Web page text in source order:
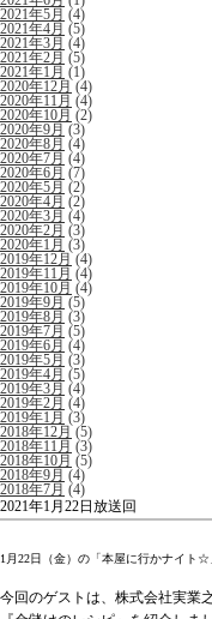
2021年5月 (4)
2021年4月 (5)
2021年3月 (4)
2021年2月 (5)
2021年1月 (1)
2020年12月(4)
2020年11月 (4)
2020年10月 (2)
2020年9月 (3)
2020年8月 (4)
2020年7月 (4)
2020年6月 (7)
2020年5月 (2)
2020年4月 (2)
2020年3月 (4)
2020年2月 (3)
2020年1月 (3)
2019年12月(4)
2019年11月 (4)
2019年10月 (4)
2019年9月 (5)
2019年8月 (3)
2019年7月 (5)
2019年6月 (4)
2019年5月 (3)
2019年4月 (5)
2019年3月 (4)
2019年2月 (4)
2019年1月 (3)
2018年12月(5)
2018年11月 (3)
2018年10月 (5)
2018年9月 (4)
2018年7月 (4)
2021年1月22日放送回
1月22日（金）の「本屋に行かナイト☆
今回のゲストは、株式会社実業